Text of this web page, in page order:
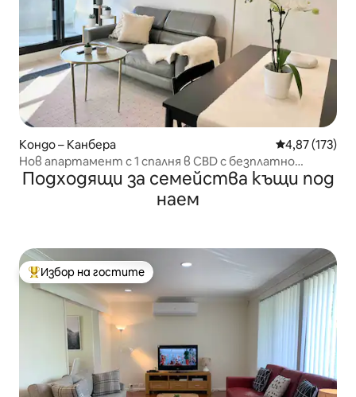
Кондо – Канбера Средна
4,87 (173)
Нов апартамент с 1 спалня в CBD с безплатно
паркиране #Луксозен и уютен
Подходящи за семейства къщи под
наем
Най-популярен избор на гостите
Избор на гостите